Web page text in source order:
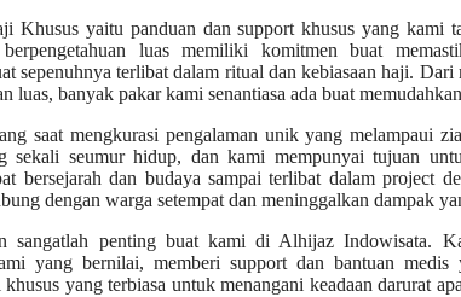
Khusus yaitu panduan dan support khusus yang kami
luas memiliki komitmen buat
sepenuhnya terlibat dalam ritual dan kebiasaan haji. Dari
luas, banyak pakar kami senantiasa ada buat
saat mengkurasi pengalaman unik yang melampaui
sekali seumur hidup, dan kami mempunyai tujuan
bersejarah dan budaya sampai terlibat dalam project
dengan warga setempat dan meninggalkan dampak
sangatlah penting buat kami di Alhijaz Indowisata.
yang bernilai, memberi support dan bantuan
yang terbiasa untuk menangani keadaan darurat